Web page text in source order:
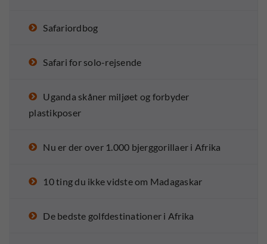
Safariordbog
Safari for solo-rejsende
Uganda skåner miljøet og forbyder
plastikposer
Nu er der over 1.000 bjerggorillaer i Afrika
10 ting du ikke vidste om Madagaskar
De bedste golfdestinationer i Afrika